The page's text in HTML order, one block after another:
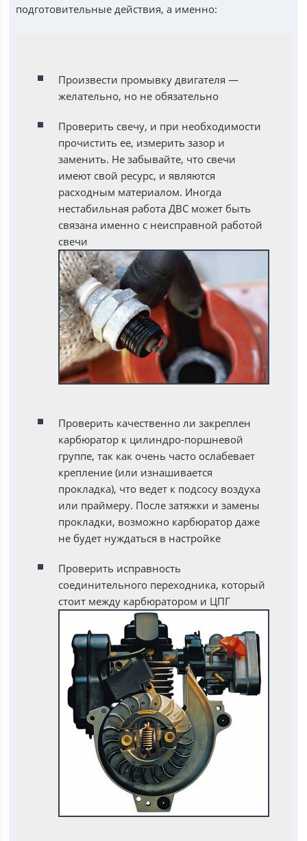
подготовительные действия, а именно:
Произвести промывку двигателя —
желательно, но не обязательно
Проверить свечу, и при необходимости
прочистить ее, измерить зазор и
заменить. Не забывайте, что свечи
имеют свой ресурс, и являются
расходным материалом. Иногда
нестабильная работа ДВС может быть
связана именно с неисправной работой
свечи
Проверить качественно ли закреплен
карбюратор к цилиндро-поршневой
группе, так как очень часто ослабевает
крепление (или изнашивается
прокладка), что ведет к подсосу воздуха
или праймеру. После затяжки и замены
прокладки, возможно карбюратор даже
не будет нуждаться в настройке
Проверить исправность
соединительного переходника, который
стоит между карбюратором и ЦПГ